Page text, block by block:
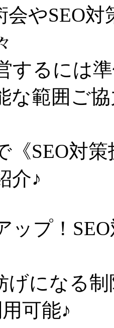
会やSEO
するには
な範囲ご
《SEO対
介♪
プ！
げになる
可能♪